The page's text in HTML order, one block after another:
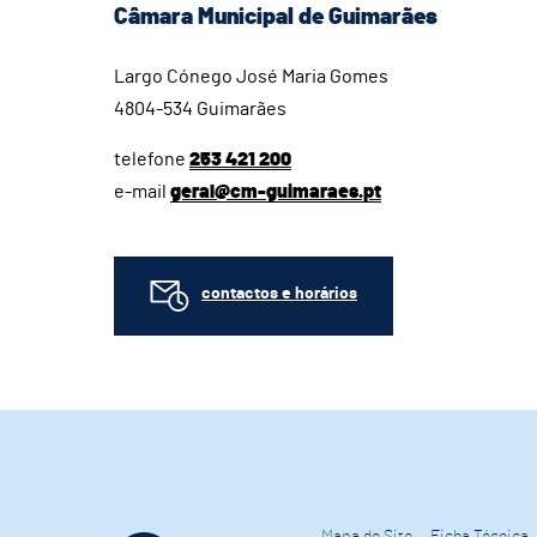
Câmara Municipal de Guimarães
Largo Cónego José Maria Gomes
4804-534 Guimarães
telefone 253 421 200
e-mail geral@cm-guimaraes.pt
contactos e horários